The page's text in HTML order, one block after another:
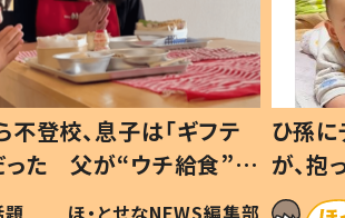
登校、息子は「ギフテ
った 父が“ウチ給食”を
ける理由とは #令和の親
ひ孫
が、
「涙が